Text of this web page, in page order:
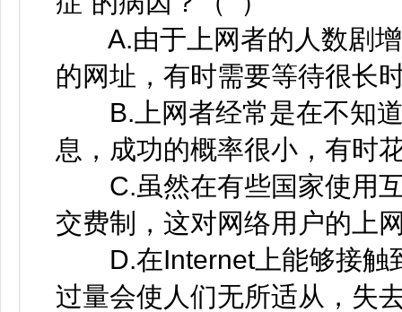
A.由于上网者的人数剧增
的网址，有时需要等待很长
B.上网者经常是在不知道
息，成功的概率很小，有时
C.虽然在有些国家使用互
交费制，这对网络用户的上
D.在Internet上能够接触
过量会使人们无所适从，失